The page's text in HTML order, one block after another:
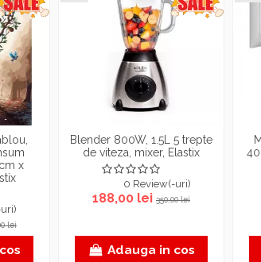
x
lei
Blender 800W, 1.5L 5 trepte
de viteza, mixer, Elastix
0 Review(-uri)
188,00 lei 350,00 lei
Adauga in cos